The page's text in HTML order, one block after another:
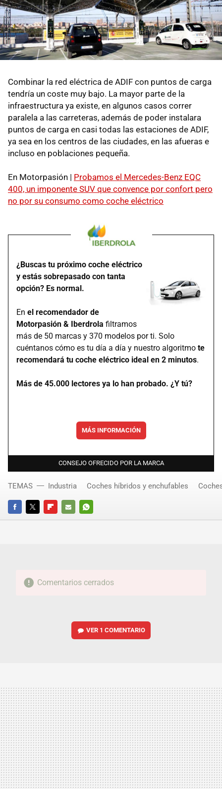
Combinar la red eléctrica de ADIF con puntos de carga
tendría un coste muy bajo. La mayor parte de la
infraestructura ya existe, en algunos casos correr
paralela a las carreteras, además de poder instalara
puntos de carga en casi todas las estaciones de ADIF,
ya sea en los centros de las ciudades, en las afueras e
incluso en poblaciones pequeña.
En Motorpasión | Probamos el Mercedes-Benz EQC
400, un imponente SUV que convence por confort pero
no por su consumo como coche eléctrico
¿Buscas tu próximo coche eléctrico
y estás sobrepasado con tanta
opción? Es normal.
En el recomendador de
Motorpasión & Iberdrola filtramos
más de 50 marcas y 370 modelos por ti. Solo
cuéntanos cómo es tu día a día y nuestro algoritmo te
recomendará tu coche eléctrico ideal en 2 minutos.
Más de 45.000 lectores ya lo han probado. ¿Y tú?
MÁS INFORMACIÓN
CONSEJO OFRECIDO POR LA MARCA
FACEBOOKTWITTERFLIPBOARD
E-
WHATSAPP
TEMAS Industria Coches híbridos y enchufables
Comentarios cerrados
VER 1 COMENTARIO